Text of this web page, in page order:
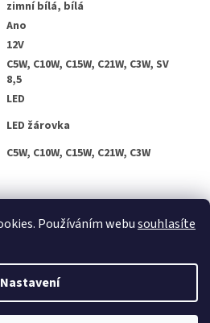
Používáním webusouhlasíte
Nastavení
zimní bílá, bílá
Ano
12V
C5W, C10W, C15W, C21W, C3W, SV
8,5
LED
LED žárovka
C5W, C10W, C15W, C21W, C3W
Vytvořil Shoptet